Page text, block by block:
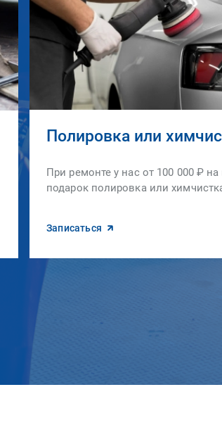
Полировка или
При ремонте у нас от 100 000 ₽
подарок полировка или
Записаться